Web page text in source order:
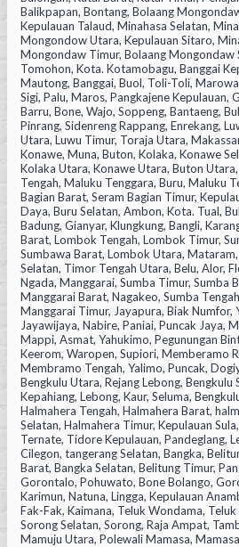
Balikpapan, Bontang, Bolaang
Kepulauan Talaud, Minahasa Selatan,
Mongondow Utara, Kepulauan Sitaro,
Mongondaw Timur, Bolaang Mongondaw
Tomohon, Kota. Kotamobagu, Banggai
Mautong, Banggai, Buol, Toli-Toli,
Sigi, Palu, Maros, Pangkajene Kepulauan,
Barru, Bone, Wajo, Soppeng, Bantaeng,
Pinrang, Sidenreng Rappang, Enrekang,
Utara, Luwu Timur, Toraja Utara,
Konawe, Muna, Buton, Kolaka, Konawe
Kolaka Utara, Konawe Utara, Buton
Tengah, Maluku Tenggara, Buru, Maluku
Bagian Barat, Seram Bagian Timur,
Daya, Buru Selatan, Ambon, Kota. Tual,
Badung, Gianyar, Klungkung, Bangli,
Barat, Lombok Tengah, Lombok Timur,
Sumbawa Barat, Lombok Utara,
Selatan, Timor Tengah Utara, Belu, Alor,
Ngada, Manggarai, Sumba Timur, Sumba
Manggarai Barat, Nagakeo, Sumba
Manggarai Timur, Jayapura, Biak Numfor,
Jayawijaya, Nabire, Paniai, Puncak Jaya,
Mappi, Asmat, Yahukimo, Pegunungan
Keerom, Waropen, Supiori, Memberamo
Membramo Tengah, Yalimo, Puncak,
Bengkulu Utara, Rejang Lebong,
Kepahiang, Lebong, Kaur, Seluma,
Halmahera Tengah, Halmahera Barat,
Selatan, Halmahera Timur, Kepulauan
Ternate, Tidore Kepulauan, Pandeglang,
Cilegon, tangerang Selatan, Bangka,
Barat, Bangka Selatan, Belitung Timur,
Gorontalo, Pohuwato, Bone Bolango,
Karimun, Natuna, Lingga, Kepulauan
Fak-Fak, Kaimana, Teluk Wondama,
Sorong Selatan, Sorong, Raja Ampat,
Mamuju Utara, Polewali Mamasa,